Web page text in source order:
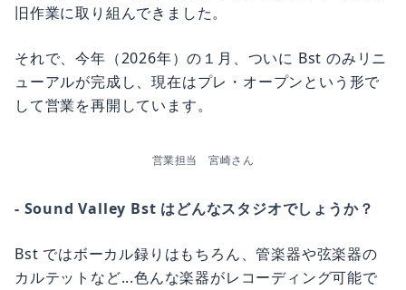
旧作業に取り組んできました。
それで、今年（2026年）の１月、ついに Bst のみリニ
ューアルが完成し、現在はプレ・オープンという形で
して営業を再開しています。
営業担当　宮崎さん
- Sound Valley Bst はどんなスタジオでしょうか？
Bst ではボーカル録りはもちろん、管楽器や弦楽器の
カルテットなど...色んな楽器がレコーディング可能で